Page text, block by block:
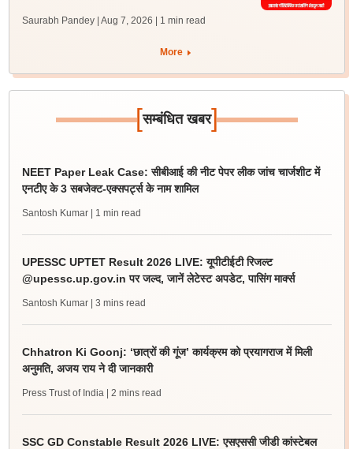
Saurabh Pandey | Aug 7, 2026 | 1 min read
More
[सम्बंधित खबर]
NEET Paper Leak Case: सीबीआई की नीट पेपर लीक जांच चार्जशीट में
एनटीए के 3 सबजेक्ट-एक्सपर्ट्स के नाम शामिल
Santosh Kumar | 1 min read
UPESSC UPTET Result 2026 LIVE: यूपीटीईटी रिजल्ट
@upessc.up.gov.in पर जल्द, जानें लेटेस्ट अपडेट, पासिंग मार्क्स
Santosh Kumar | 3 mins read
Chhatron Ki Goonj: ‘छात्रों की गूंज’ कार्यक्रम को प्रयागराज में मिली
अनुमति, अजय राय ने दी जानकारी
Press Trust of India | 2 mins read
SSC GD Constable Result 2026 LIVE: एसएससी जीडी कांस्टेबल